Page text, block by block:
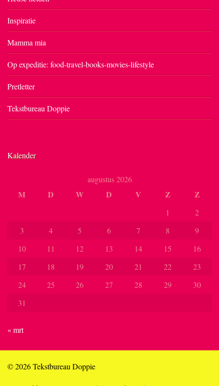
Inspiratie
Mamma mia
Op expeditie: food-travel-books-movies-lifestyle
Pretletter
Tekstbureau Doppie
Kalender
augustus 2026
M D W D V Z Z
1
2
3
4 5 6 7 8
9
10
11 12 13 14 15
16
17
18 19 20 21 22
23
24
25 26 27 28 29
30
31
« mrt
© 2026 Tekstbureau Doppie